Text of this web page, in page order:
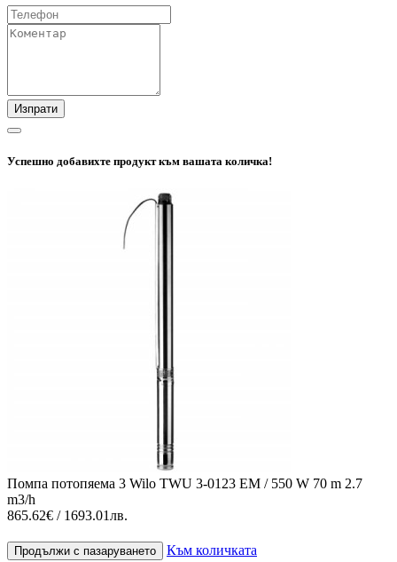
Изпрати
Успешно добавихте продукт към вашата количка!
Помпа потопяема 3 Wilo TWU 3-0123 EM / 550 W 70 m 2.7
m3/h
865.62€ / 1693.01лв.
Продължи с пазаруването Към количката